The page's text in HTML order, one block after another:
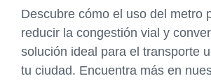
Descubre cómo el uso del metro
reducir la congestión vial y
solución ideal para el transporte
tu ciudad. Encuentra más en